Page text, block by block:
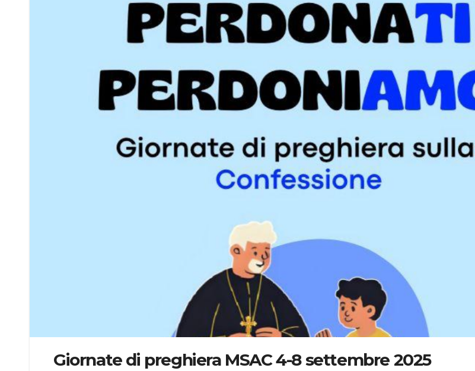
Giornate di preghiera MSAC 4-8 settembre 2025